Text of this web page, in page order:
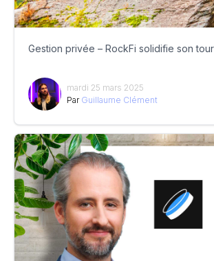
Gestion privée – RockFi solidifie son
mardi 25 mars 2025
Par Guillaume Clément